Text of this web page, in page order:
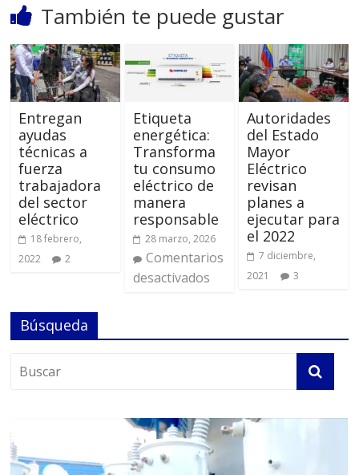
También te puede gustar
Entregan
ayudas
técnicas a
fuerza
trabajadora
del sector
eléctrico
18 febrero,
2022
2
Etiqueta
energética:
Transforma
tu consumo
eléctrico de
manera
responsable
28 marzo, 2026
Comentarios
desactivados
Autoridades
del Estado
Mayor
Eléctrico
revisan
planes a
ejecutar para
el 2022
7 diciembre,
2021
3
Búsqueda